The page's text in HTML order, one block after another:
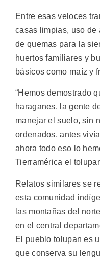
Entre esas veloces
casas limpias, uso de
de quemas para la
huertos familiares y
básicos como maíz y
“Hemos demostrado
haraganes, la gente
manejar el suelo, sin
ordenados, antes
ahora todo eso lo
Tierramérica el
Relatos similares se
esta comunidad
las montañas del
en el central
El pueblo tolupan es
que conserva su